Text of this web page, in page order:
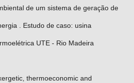
de um sistema de geração de
. Estudo de caso: usina
UTE - Rio Madeira
thermoeconomic and